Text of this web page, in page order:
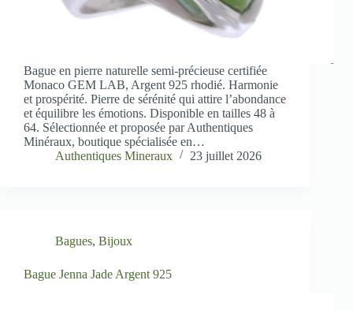
Bague en pierre naturelle semi-précieuse certifiée
Monaco GEM LAB, Argent 925 rhodié. Harmonie
et prospérité. Pierre de sérénité qui attire l’abondance
et équilibre les émotions. Disponible en tailles 48 à
64. Sélectionnée et proposée par Authentiques
Minéraux, boutique spécialisée en…
Authentiques Mineraux
23 juillet 2026
Bagues, Bijoux
Bague Jenna Jade Argent 925